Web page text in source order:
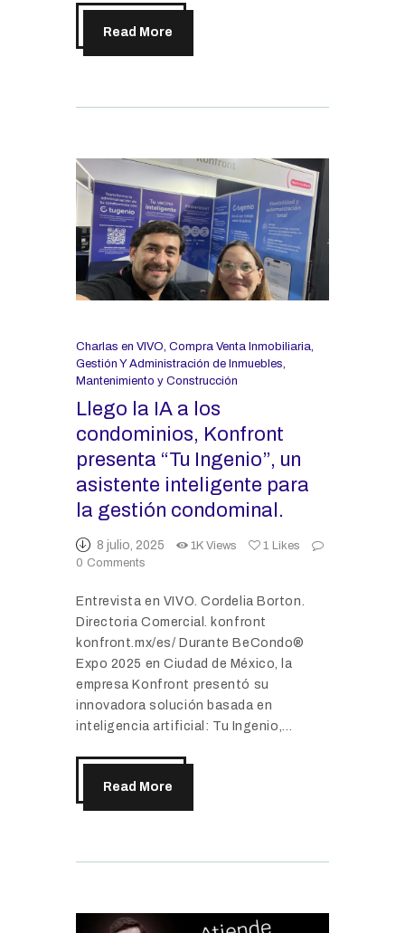
Read More
Charlas en VIVO, Compra Venta Inmobiliaria,
Gestión Y Administración de Inmuebles,
Mantenimiento y Construcción
Llego la IA a los
condominios, Konfront
presenta “Tu Ingenio”, un
asistente inteligente para
la gestión condominal.
8 julio, 2025 1K Views 1 Likes
0 Comments
Entrevista en VIVO. Cordelia Borton.
Directoria Comercial. konfront
konfront.mx/es/ Durante BeCondo®
Expo 2025 en Ciudad de México, la
empresa Konfront presentó su
innovadora solución basada en
inteligencia artificial: Tu Ingenio,…
Read More